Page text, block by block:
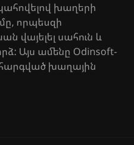
խաղերի
որպեսզի
վայելել սահուն և
Այս ամենը Odinsoft-
հարգված խաղային